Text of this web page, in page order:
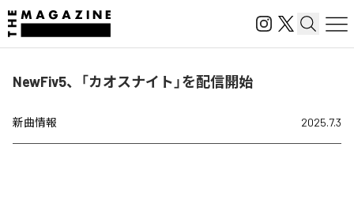
NewFiv5、「カオスナイト」を配信開始
新曲情報 2025.7.3